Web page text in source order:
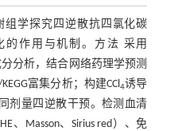
组学探究四逆散抗四氯化碳
的作用与机制。方法 采用
分分析，结合网络药理学预测
富集分析；构建CCl4诱导
剂量四逆散干预。检测血清
、Masson、Sirius red）、免